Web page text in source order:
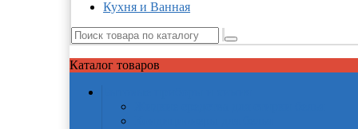
Кухня и Ванная
Каталог товаров